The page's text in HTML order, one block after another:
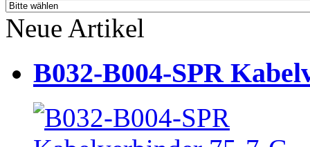
Neue Artikel
B032-B004-SPR